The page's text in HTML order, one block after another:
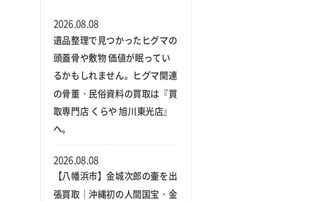
遺品整理で見つかったヒグマの
頭蓋骨や敷物 価値が眠ってい
るかもしれません。ヒグマ関連
の骨董・民俗資料の買取は『買
取専門店 くらや 旭川東光店』
へ。
2026.08.08
【八幡浜市】金城次郎の壷を出
張買取｜沖縄初の人間国宝・金
2026.08.08